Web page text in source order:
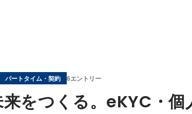
パートタイム・契約 6エントリー
をつくる。eKYC・個